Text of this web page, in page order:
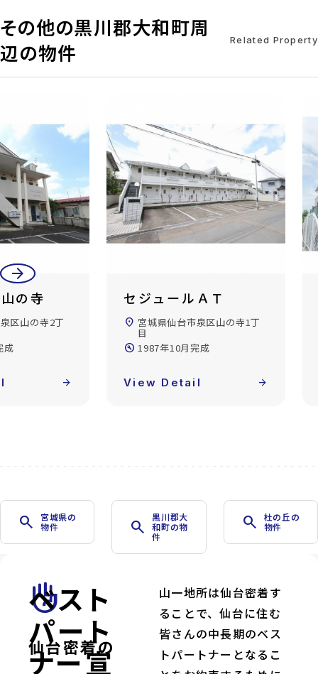
その他の黒川郡大和町周
辺の物件
Related Property
arrow_back
arrow_forward
Ｔ
区山の寺1丁
成
arrow_forward
ジュンヌ
location_on 宮城県仙台市泉区天神沢1丁
目
build_circle 1995年10月完成
View Detail arrow_forward
search
宮城県の
物件
search
黒川郡大
和町の物
件
search
杜の丘の
物件
front_hand
仙台密着の
ベスト
パート
ナー宣
山一地所は仙台密着す
ることで、仙台に住む
皆さんの中長期のベス
トパートナーとなるこ